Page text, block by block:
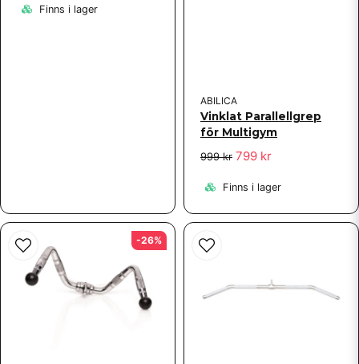
Finns i lager
ABILICA
Vinklat Parallellgrep
för Multigym
999 kr 799 kr
Finns i lager
-26%